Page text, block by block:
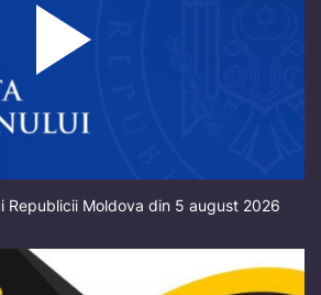
Republicii Moldova din 5 august 2026